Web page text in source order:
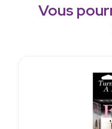
Vous